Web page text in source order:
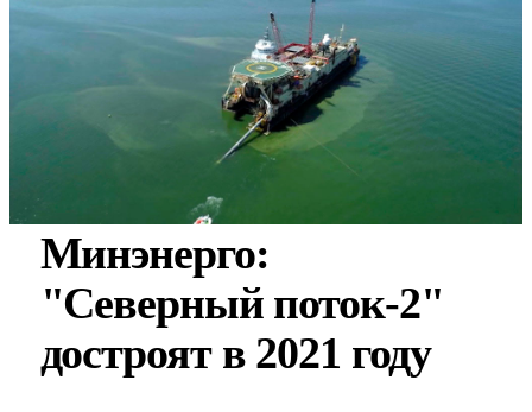
Минэнерго:
"Северный поток-2"
достроят в 2021 году